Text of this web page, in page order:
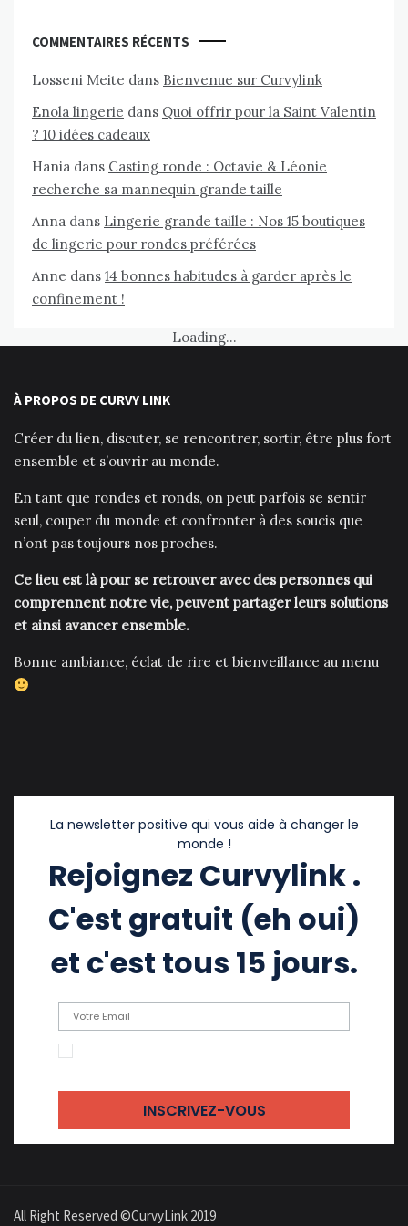
COMMENTAIRES RÉCENTS
Losseni Meite dans Bienvenue sur Curvylink
Enola lingerie dans Quoi offrir pour la Saint Valentin
? 10 idées cadeaux
Hania dans Casting ronde : Octavie & Léonie
recherche sa mannequin grande taille
Anna dans Lingerie grande taille : Nos 15 boutiques
de lingerie pour rondes préférées
Anne dans 14 bonnes habitudes à garder après le
confinement !
Loading...
À PROPOS DE CURVY LINK
Créer du lien, discuter, se rencontrer, sortir, être plus fort
ensemble et s’ouvrir au monde.
En tant que rondes et ronds, on peut parfois se sentir
seul, couper du monde et confronter à des soucis que
n’ont pas toujours nos proches.
Ce lieu est là pour se retrouver avec des personnes qui
comprennent notre vie, peuvent partager leurs solutions
et ainsi avancer ensemble.
Bonne ambiance, éclat de rire et bienveillance au menu
La newsletter positive qui vous aide à changer le
monde !
Rejoignez Curvylink .
C'est gratuit (eh oui)
et c'est tous 15 jours.
All Right Reserved ©CurvyLink 2019